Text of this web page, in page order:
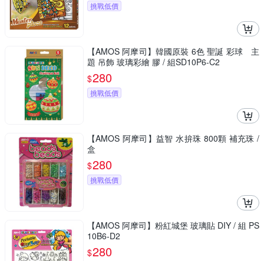
挑戰低價
【AMOS 阿摩司】韓國原裝 6色 聖誕 彩球 主
題 吊飾 玻璃彩繪 膠 / 組SD10P6-C2
$280
挑戰低價
【AMOS 阿摩司】益智 水拚珠 800顆 補充珠 /
盒
$280
挑戰低價
【AMOS 阿摩司】粉紅城堡 玻璃貼 DIY / 組 PS
10B6-D2
$280